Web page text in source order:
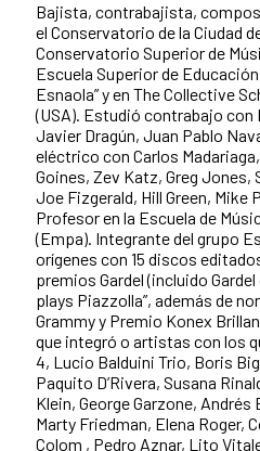
Bajista, contrabajista,
el Conservatorio de la Ciudad
Conservatorio Superior de
Escuela Superior de
Esnaola” y en The Collective
(USA). Estudió contrabajo con
Javier Dragún, Juan Pablo
eléctrico con Carlos
Goines, Zev Katz, Greg Jones,
Joe Fizgerald, Hill Green, Mike
Profesor en la Escuela de
(Empa). Integrante del grupo
orígenes con 15 discos
premios Gardel (incluido Gardel
plays Piazzolla”, además de
Grammy y Premio Konex
que integró o artistas con los
4, Lucio Balduini Trio, Boris
Paquito D’Rivera, Susana
Klein, George Garzone,
Marty Friedman, Elena Roger,
Colom , Pedro Aznar, Lito